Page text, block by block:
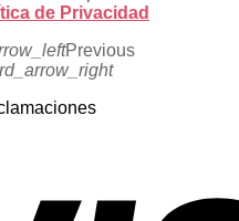
de Privacidad
Previous